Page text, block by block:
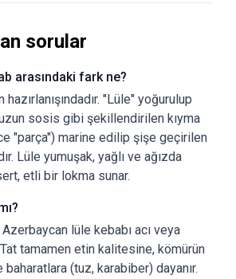
sorular
arasındaki fark ne?
"Lüle" yoğurulup
sosis gibi şekillendirilen kıyma
"parça") marine edilip şişe geçirilen
Lüle yumuşak, yağlı ve ağızda
etli bir lokma sunar.
lüle kebabı acı veya
tamamen etin kalitesine, kömürün
baharatlara (tuz, karabiber) dayanır.